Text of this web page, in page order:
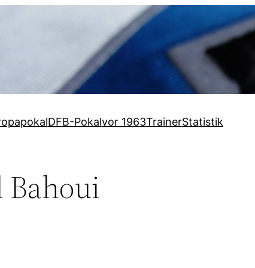
DFB-Pokalvor 1963TrainerStatistik